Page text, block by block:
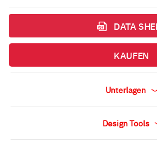
DATA
KAUFEN
Unterlagen
Design Tools